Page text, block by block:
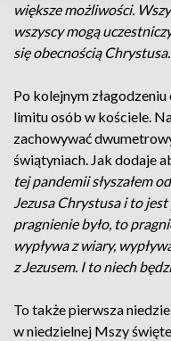
większe możliwości.
wszyscy mogą
się obecnością Chrystusa.
Po kolejnym
limitu osób w kościele.
zachowywać
świątyniach. Jak dodaje
tej pandemii słyszałem
Jezusa Chrystusa i to
pragnienie było, to
wypływa z wiary,
z Jezusem. I to niech
To także pierwsza
w niedzielnej Mszy